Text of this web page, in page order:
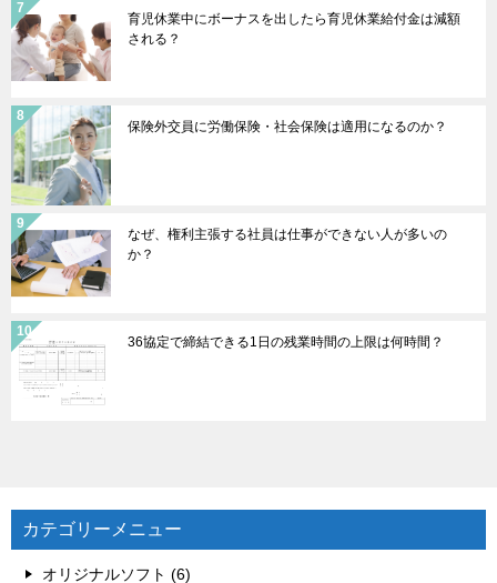
育児休業中にボーナスを出したら育児休業給付金は減額
される？
保険外交員に労働保険・社会保険は適用になるのか？
なぜ、権利主張する社員は仕事ができない人が多いの
か？
36協定で締結できる1日の残業時間の上限は何時間？
カテゴリーメニュー
オリジナルソフト (6)